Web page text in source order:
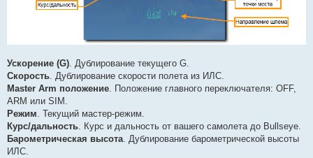
Ускорение (G). Дублирование текущего G.
Скорость. Дублирование скорости полета из ИЛС.
Master Arm положение. Положение главного переключателя: OFF,
ARM или SIM.
Режим. Текущий мастер-режим.
Курс/дальность. Курс и дальность от вашего самолета до Bullseye.
Барометрическая высота. Дублирование барометрической высоты
ИЛС.